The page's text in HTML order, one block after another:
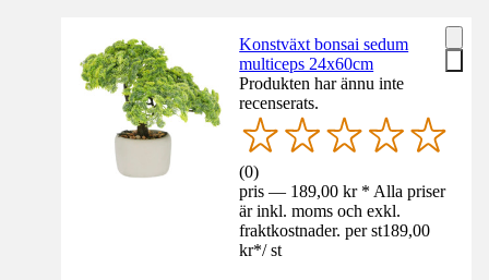
Konstväxt bonsai sedum
multiceps 24x60cm
Produkten har ännu inte
recenserats.
(0)
pris — 189,00 kr * Alla priser
är inkl. moms och exkl.
fraktkostnader. per st189,00
kr*/ st